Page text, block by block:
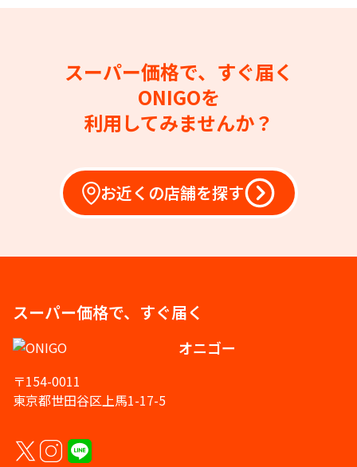
スーパー価格で、すぐ届く
ONIGOを
利用してみませんか？
お近くの店舗を探す
スーパー価格で、すぐ届く
オニゴー
〒154-0011
東京都世田谷区上馬1-17-5